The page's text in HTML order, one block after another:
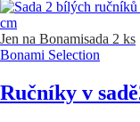
Jen na Bonamisada 2 ks
Bonami Selection
Ručníky v sadě